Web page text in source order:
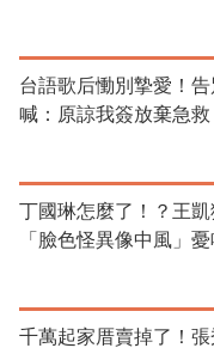
台語歌后慟別摯愛！
喊：原諒我簽放棄急救
丁國琳怎麼了！？王
「臉色怪異像中風」
千萬起家厝賣掉了！